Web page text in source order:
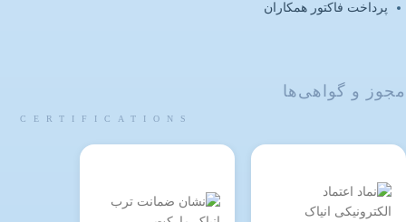
پرداخت فاکتور همکاران
مجوز و گواهی‌ها
CERTIFICATIONS